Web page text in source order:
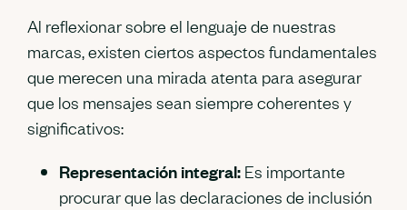
Al reflexionar sobre el lenguaje de nuestras
marcas, existen ciertos aspectos fundamentales
que merecen una mirada atenta para asegurar
que los mensajes sean siempre coherentes y
significativos:
Representación integral: Es importante
procurar que las declaraciones de inclusión